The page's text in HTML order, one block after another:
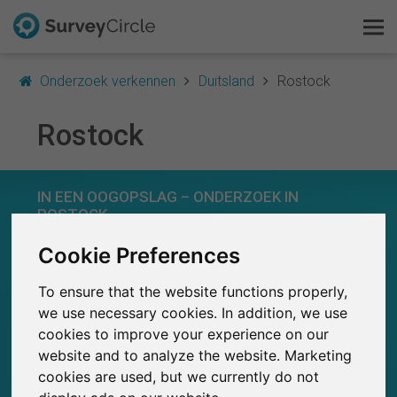
Cookie Preferences
To ensure that the website functions properly,
we use necessary cookies. In addition, we use
cookies to improve your experience on our
website and to analyze the website. Marketing
cookies are used, but we currently do not
Onderzoek verkennen Duitsland Rostock
Rostock
IN EEN OOGOPSLAG – ONDERZOEK IN
ROSTOCK
0
Eerder gepubliceerde onderzoeken op
SurveyCircle
0
Studies die momenteel gepubliceerd zijn op
Survey Ranking
Onderzoek verkennen
FAQ
Gratis registreren
Inloggen